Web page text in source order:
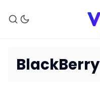
BlackBerry